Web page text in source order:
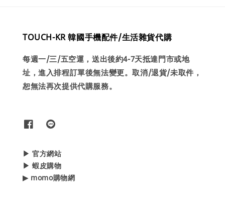
TOUCH-KR 韓國手機配件/生活雜貨代購
每週一/三/五空運，送出後約4-7天抵達門市或地
址，進入排程訂單後無法變更。取消/退貨/未取件，
恕無法再次提供代購服務。
▶ 官方網站
▶ 蝦皮購物
▶ momo購物網